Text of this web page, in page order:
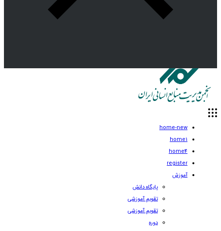
home-new
home1
home4
register
آموزش
پایگاه دانش
تقویم آموزشی
تقویم آموزشی
دوره